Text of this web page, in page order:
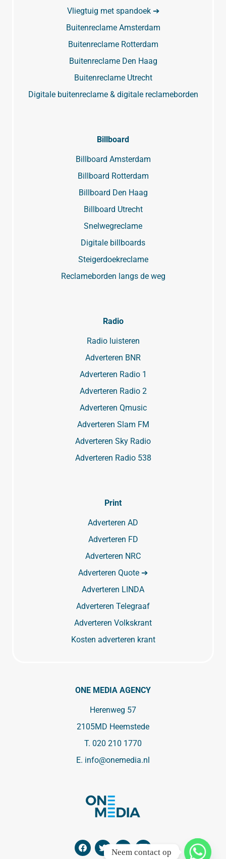
Vliegtuig met spandoek ➔
Buitenreclame Amsterdam
Buitenreclame Rotterdam
Buitenreclame Den Haag
Buitenreclame Utrecht
Digitale buitenreclame & digitale reclameborden
Billboard
Billboard Amsterdam
Billboard Rotterdam
Billboard Den Haag
Billboard Utrecht
Snelwegreclame
Digitale billboards
Steigerdoekreclame
Reclameborden langs de weg
Radio
Radio luisteren
Adverteren BNR
Adverteren Radio 1
Adverteren Radio 2
Adverteren Qmusic
Adverteren Slam FM
Adverteren Sky Radio
Adverteren Radio 538
Print
Adverteren AD
Adverteren FD
Adverteren NRC
Adverteren Quote ➔
Adverteren LINDA
Adverteren Telegraaf
Adverteren Volkskrant
Kosten adverteren krant
ONE MEDIA AGENCY
Herenweg 57
2105MD Heemstede
T. 020 210 1770
E. info@onemedia.nl
Neem contact op